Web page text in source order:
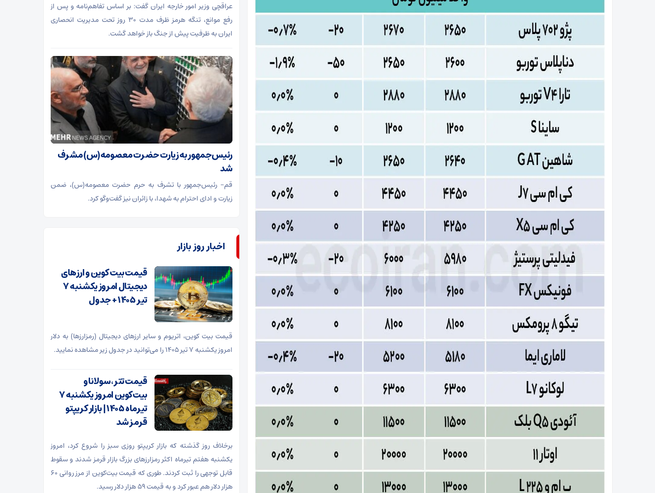
عراقچی وزیر امور خارجه ایران گفت: بر اساس تفاهم‌نامه و پس از
رفع موانع، تنگه هرمز ظرف مدت ۳۰ روز تحت مدیریت انحصاری
ایران به ظرفیت پیش از جنگ باز خواهد گشت.
رئیس‌جمهور به زیارت حضرت معصومه(س) مشرف
شد
قم- رئیس‌جمهور با تشرف به حرم حضرت معصومه(س)، ضمن
زیارت و ادای احترام به شهدا، با زائران نیز گفت‌وگو کرد.
اخبار روز بازار
قیمت بیت کوین و ارز‌های
دیجیتال امروز یکشنبه ۷
تیر ۱۴۰۵ + جدول
قیمت بیت کوین، اتریوم و سایر ارز‌های دیجیتال (رمزارزها) به دلار
امروز یکشنبه ۷ تیر ۱۴۰۵ را می‌توانید در جدول زیر مشاهده نمایید.
قیمت تتر، سولانا و
بیت‌کوین امروز یکشنبه ۷
تیرماه ۱۴۰۵ | بازار کریپتو
قرمز شد
برخلاف روز گذشته که بازار کریپتو روزی سبز را شروع کرد، امروز
یکشنبه هفتم تیرماه اکثر رمزارزهای بزرگ بازار قرمز شدند و سقوط
قابل توجهی را ثبت کردند. طوری که قیمت بیت‌کوین از مرز روانی ۶۰
هزار دلار هم عبور کرد و به قیمت ۵۹ هزار دلار رسید.